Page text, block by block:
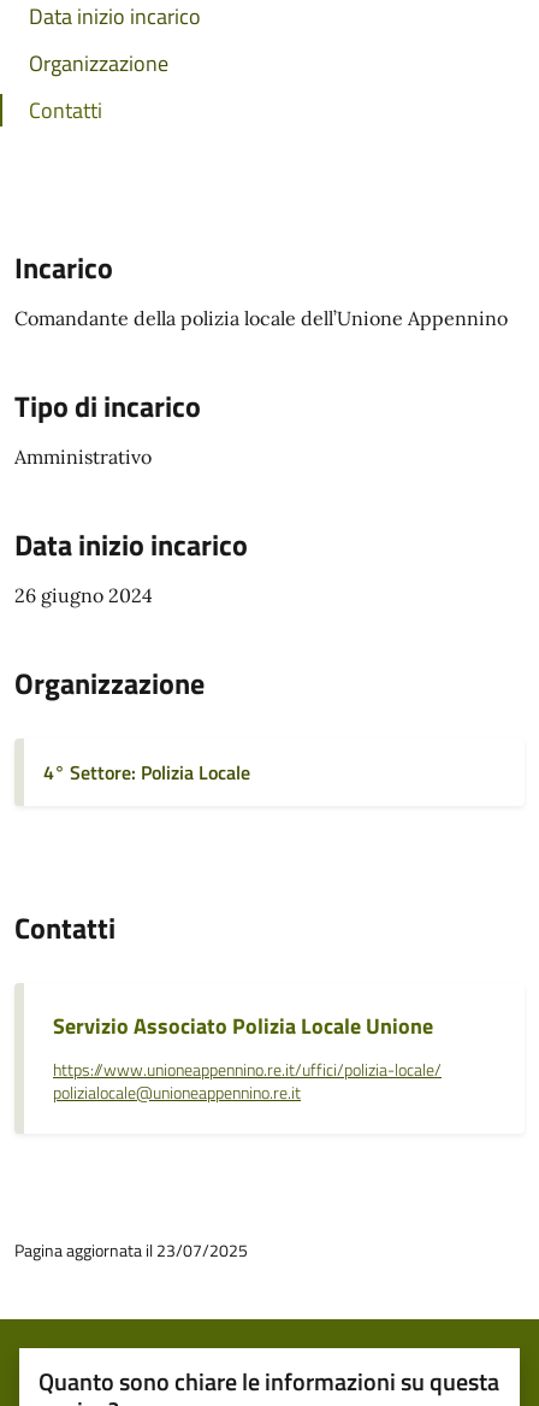
Data inizio incarico
Organizzazione
Contatti
Incarico
Comandante della polizia locale dell’Unione Appennino
Tipo di incarico
Amministrativo
Data inizio incarico
26 giugno 2024
Organizzazione
4° Settore: Polizia Locale
Contatti
Servizio Associato Polizia Locale Unione
https://www.unioneappennino.re.it/uffici/polizia-locale/
polizialocale@unioneappennino.re.it
Pagina aggiornata il 23/07/2025
Quanto sono chiare le informazioni su questa